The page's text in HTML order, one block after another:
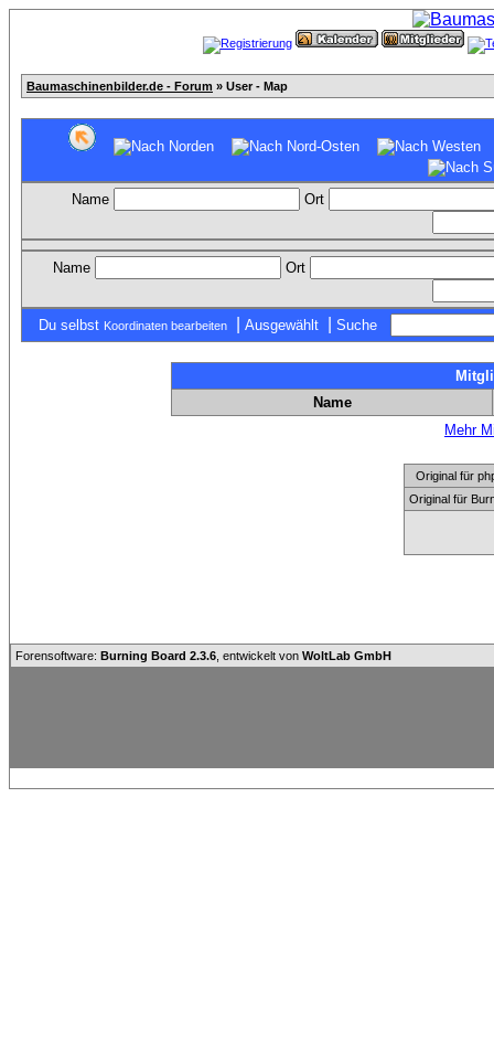
Baumaschinenbilder.de - Forum » User - Map
Name Ort
Name Ort
Du selbst Koordinaten bearbeiten Ausgewählt Suche
Name
Mehr
Original für
Original für
Forensoftware: Burning Board 2.3.6 , entwickelt von WoltLab GmbH